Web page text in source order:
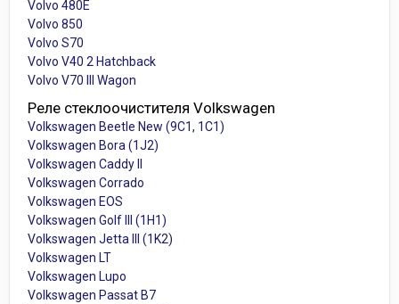
Volvo 480E
Volvo 850
Volvo S70
Volvo V40 2 Hatchback
Volvo V70 III Wagon
Реле стеклоочистителя Volkswagen
Volkswagen Beetle New (9C1, 1C1)
Volkswagen Bora (1J2)
Volkswagen Caddy II
Volkswagen Corrado
Volkswagen EOS
Volkswagen Golf III (1H1)
Volkswagen Jetta III (1K2)
Volkswagen LT
Volkswagen Lupo
Volkswagen Passat B7